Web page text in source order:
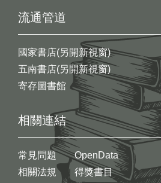
流通管道
國家書店(另開新視窗)
五南書店(另開新視窗)
寄存圖書館
相關連結
常見問題
相關法規
OpenData
得獎書目